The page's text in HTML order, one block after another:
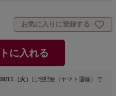
お気に入りに登録する
に入れる
11（火） に 宅配便（ヤマト運輸） で